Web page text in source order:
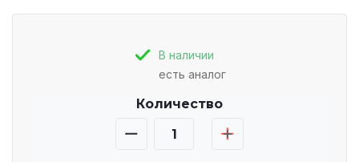
В наличии
есть аналог
Количество